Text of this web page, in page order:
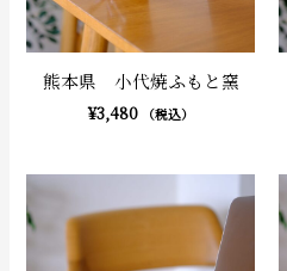
熊本県 小代焼ふもと窯
¥3,480 （税込）